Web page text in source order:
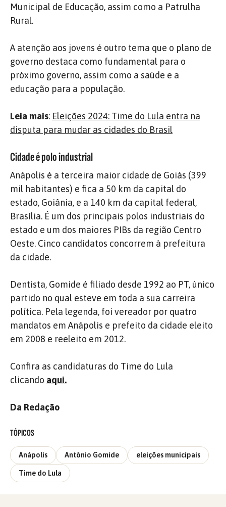
Municipal de Educação, assim como a Patrulha
Rural.
A atenção aos jovens é outro tema que o plano de
governo destaca como fundamental para o
próximo governo, assim como a saúde e a
educação para a população.
Leia mais: Eleições 2024: Time do Lula entra na
disputa para mudar as cidades do Brasil
Cidade é polo industrial
Anápolis é a terceira maior cidade de Goiás (399
mil habitantes) e fica a 50 km da capital do
estado, Goiânia, e a 140 km da capital federal,
Brasília. É um dos principais polos industriais do
estado e um dos maiores PIBs da região Centro
Oeste. Cinco candidatos concorrem à prefeitura
da cidade.
Dentista, Gomide é filiado desde 1992 ao PT, único
partido no qual esteve em toda a sua carreira
política. Pela legenda, foi vereador por quatro
mandatos em Anápolis e prefeito da cidade eleito
em 2008 e reeleito em 2012.
Confira as candidaturas do Time do Lula
clicando aqui.
Da Redação
TÓPICOS
Anápolis Antônio Gomide eleições municipais
Time do Lula